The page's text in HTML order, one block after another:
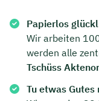
Papierlos
Wir arbeiten
werden alle
Tschüss
Tu etwas Gutes